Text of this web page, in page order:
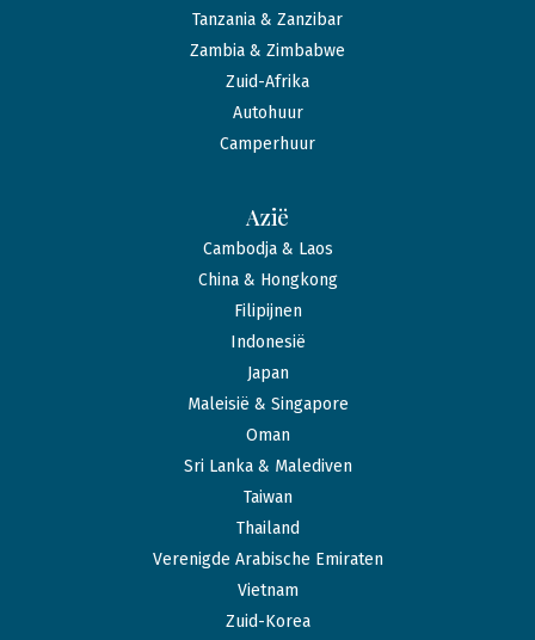
Tanzania & Zanzibar
Zambia & Zimbabwe
Zuid-Afrika
Autohuur
Camperhuur
Azië
Cambodja & Laos
China & Hongkong
Filipijnen
Indonesië
Japan
Maleisië & Singapore
Oman
Sri Lanka & Malediven
Taiwan
Thailand
Verenigde Arabische Emiraten
Vietnam
Zuid-Korea